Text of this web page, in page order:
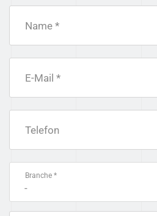
Name *
E-Mail *
Telefon
Branche *
-